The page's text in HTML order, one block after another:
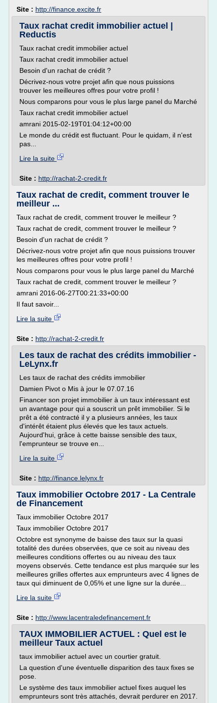
Site : http://finance.excite.fr
Taux rachat credit immobilier actuel |
Reductis
Taux rachat credit immobilier actuel
Taux rachat credit immobilier actuel
Besoin d'un rachat de crédit ?
Décrivez-nous votre projet afin que nous puissions
trouver les meilleures offres pour votre profil !
Nous comparons pour vous le plus large panel du Marché
Taux rachat credit immobilier actuel
amrani 2015-02-19T01:04:12+00:00
Le monde du crédit est fluctuant. Pour le quidam, il n'est
pas...
Lire la suite
Site : http://rachat-2-credit.fr
Taux rachat de credit, comment trouver le
meilleur ...
Taux rachat de credit, comment trouver le meilleur ?
Taux rachat de credit, comment trouver le meilleur ?
Besoin d'un rachat de crédit ?
Décrivez-nous votre projet afin que nous puissions trouver
les meilleures offres pour votre profil !
Nous comparons pour vous le plus large panel du Marché
Taux rachat de credit, comment trouver le meilleur ?
amrani 2016-06-27T00:21:33+00:00
Il faut savoir...
Lire la suite
Site : http://rachat-2-credit.fr
Les taux de rachat des crédits immobilier -
LeLynx.fr
Les taux de rachat des crédits immobilier
Damien Pivot o Mis à jour le 07.07.16
Financer son projet immobilier à un taux intéressant est
un avantage pour qui a souscrit un prêt immobilier. Si le
prêt a été contracté il y a plusieurs années, les taux
d'intérêt étaient plus élevés que les taux actuels.
Aujourd'hui, grâce à cette baisse sensible des taux,
l'emprunteur se trouve en...
Lire la suite
Site : http://finance.lelynx.fr
Taux immobilier Octobre 2017 - La Centrale
de Financement
Taux immobilier Octobre 2017
Taux immobilier Octobre 2017
Octobre est synonyme de baisse des taux sur la quasi
totalité des durées observées, que ce soit au niveau des
meilleures conditions offertes ou au niveau des taux
moyens observés. Cette tendance est plus marquée sur les
meilleures grilles offertes aux emprunteurs avec 4 lignes de
taux qui diminuent de 0,05% et une ligne sur la durée...
Lire la suite
Site : http://www.lacentraledefinancement.fr
TAUX IMMOBILIER ACTUEL : Quel est le
meilleur Taux actuel
taux immobilier actuel avec un courtier gratuit.
La question d'une éventuelle disparition des taux fixes se
pose.
Le système des taux immobilier actuel fixes auquel les
emprunteurs sont très attachés, devrait perdurer en 2017.